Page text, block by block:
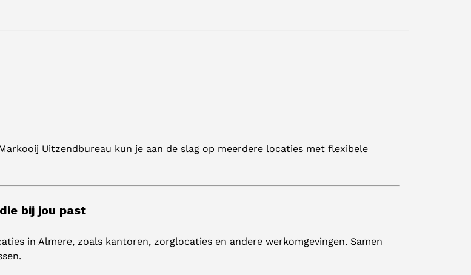
Uitzendbureau kun je aan de slag op meerdere locaties met flexibele
bij jou past
in Almere, zoals kantoren, zorglocaties en andere werkomgevingen. Samen